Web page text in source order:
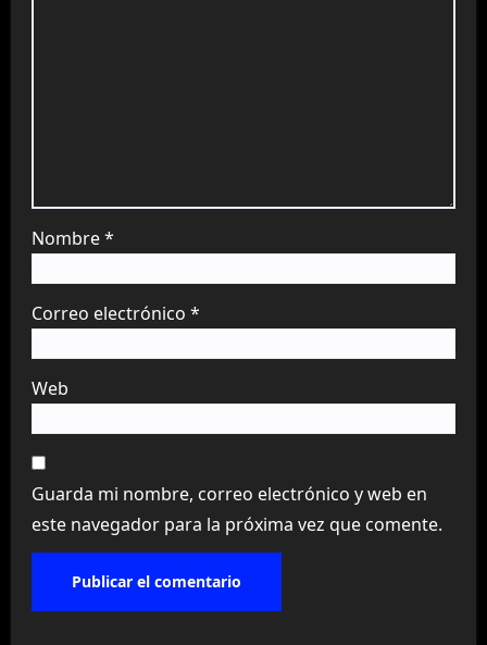
Nombre*
Correo electrónico *
Web
Guarda mi nombre, correo electrónico y web en
este navegador para la próxima vez que comente.